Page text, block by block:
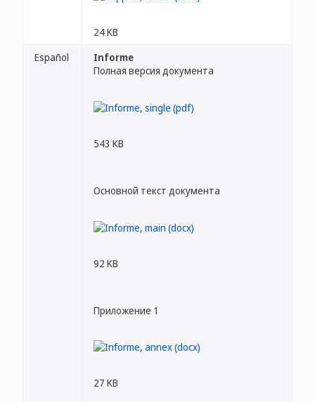
24 KB
Español
Informe
Полная версия документа
543 KB
Основной текст документа
92 KB
Приложение 1
27 KB